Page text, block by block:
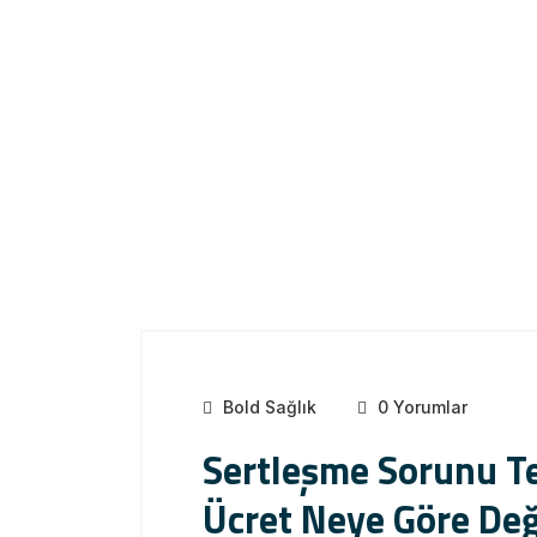
Bold Sağlık 0 Yorumlar
Sertleşme Sorunu
Ücret Neye Göre